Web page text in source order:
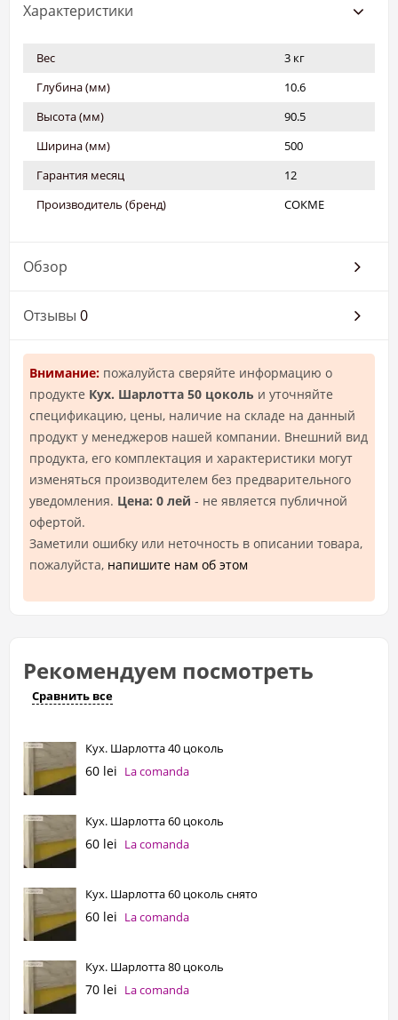
Характеристики
Вес
3 кг
Глубина (мм)
10.6
Высота (мм)
90.5
Ширина (мм)
500
Гарантия месяц
12
Производитель (бренд)
СОКМЕ
Обзор
Отзывы 0
Внимание: пожалуйста сверяйте информацию о
продукте Кух. Шарлотта 50 цоколь и уточняйте
спецификацию, цены, наличие на складе на данный
продукт у менеджеров нашей компании. Внешний вид
продукта, его комплектация и характеристики могут
изменяться производителем без предварительного
уведомления. Цена: 0 лей - не является публичной
офертой.
Заметили ошибку или неточность в описании товара,
пожалуйста, напишите нам об этом
Рекомендуем посмотреть
Сравнить все
Кух. Шарлотта 40 цоколь
60 lei La comanda
Кух. Шарлотта 60 цоколь
60 lei La comanda
Кух. Шарлотта 60 цоколь снято
60 lei La comanda
Кух. Шарлотта 80 цоколь
70 lei La comanda